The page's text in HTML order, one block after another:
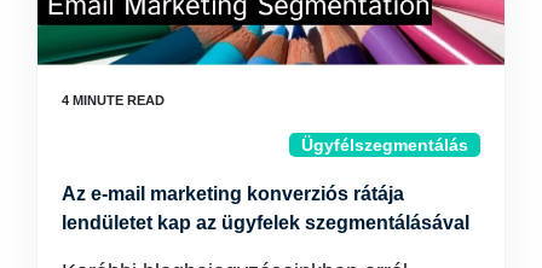
Ügyfélszegmentálás
Az e-mail marketing konverziós rátája
lendületet kap az ügyfelek szegmentálásával